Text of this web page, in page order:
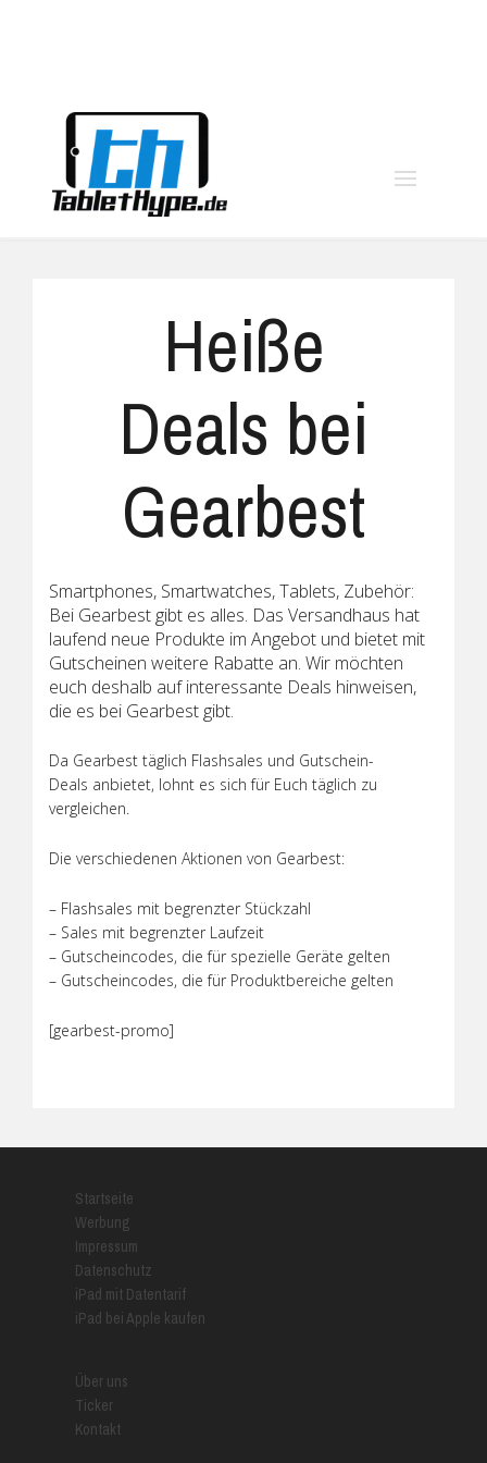
Heiße
Deals bei
Gearbest
Smartphones, Smartwatches, Tablets, Zubehör:
Bei Gearbest gibt es alles. Das Versandhaus hat
laufend neue Produkte im Angebot und bietet mit
Gutscheinen weitere Rabatte an. Wir möchten
euch deshalb auf interessante Deals hinweisen,
die es bei Gearbest gibt.
Da Gearbest täglich Flashsales und Gutschein-
Deals anbietet, lohnt es sich für Euch täglich zu
vergleichen.
Die verschiedenen Aktionen von Gearbest:
– Flashsales mit begrenzter Stückzahl
– Sales mit begrenzter Laufzeit
– Gutscheincodes, die für spezielle Geräte gelten
– Gutscheincodes, die für Produktbereiche gelten
[gearbest-promo]
Startseite
Werbung
Impressum
Datenschutz
iPad mit Datentarif
iPad bei Apple kaufen
Über uns
Ticker
Kontakt